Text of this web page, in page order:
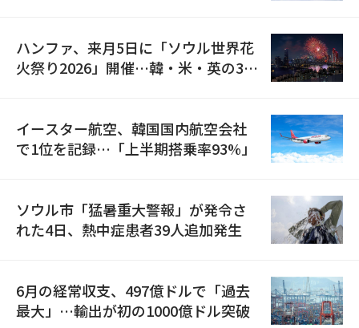
ハンファ、来月5日に「ソウル世界花
火祭り2026」開催…韓・米・英の3カ
イースター航空、韓国国内航空会社
で1位を記録…「上半期搭乗率93%」
ソウル市「猛暑重大警報」が発令さ
れた4日、熱中症患者39人追加発生
6月の経常収支、497億ドルで「過去
最大」…輸出が初の1000億ドル突破